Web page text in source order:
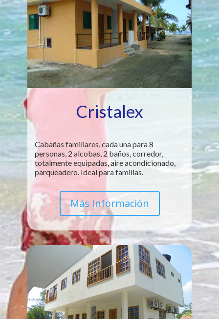
Cristalex
Cabañas familiares, cada una para 8
personas, 2 alcobas, 2 baños, corredor,
totalmente equipadas, aire acondicionado,
parqueadero. Ideal para familias.
Más Información